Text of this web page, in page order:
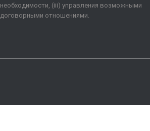
необходимости, (iii) управления возможными
договорными отношениями.